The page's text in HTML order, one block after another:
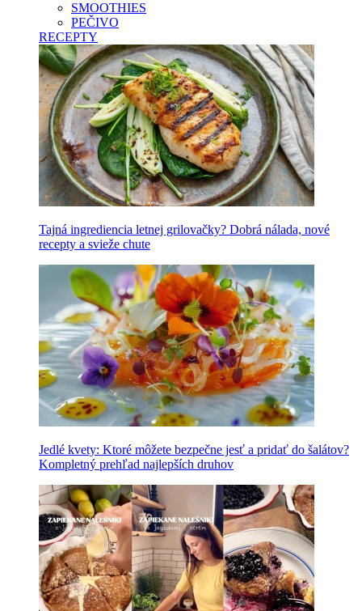
SMOOTHIES
PEČIVO
RECEPTY
Tajná ingrediencia letnej grilovačky? Dobrá nálada, nové
recepty a svieže chute
Jedlé kvety: Ktoré môžete bezpečne jesť a pridať do šalátov?
Kompletný prehľad najlepších druhov